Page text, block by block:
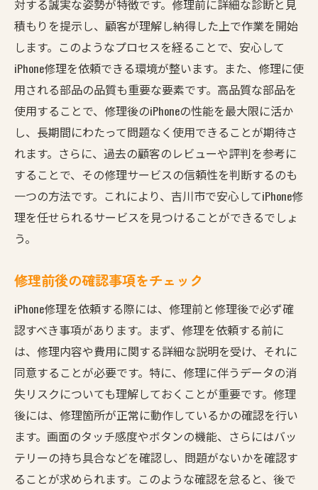
対する誠実な姿勢が特徴です。修理前に詳細な診断と見
積もりを提示し、顧客が理解し納得した上で作業を開始
します。このようなプロセスを経ることで、安心して
iPhone修理を依頼できる環境が整います。また、修理に使
用される部品の品質も重要な要素です。高品質な部品を
使用することで、修理後のiPhoneの性能を最大限に活か
し、長期間にわたって問題なく使用できることが期待さ
れます。さらに、過去の顧客のレビューや評判を参考に
することで、その修理サービスの信頼性を判断するのも
一つの方法です。これにより、吉川市で安心してiPhone修
理を任せられるサービスを見つけることができるでしょ
う。
修理前後の確認事項をチェック
iPhone修理を依頼する際には、修理前と修理後で必ず確
認すべき事項があります。まず、修理を依頼する前に
は、修理内容や費用に関する詳細な説明を受け、それに
同意することが必要です。特に、修理に伴うデータの消
失リスクについても理解しておくことが重要です。修理
後には、修理箇所が正常に動作しているかの確認を行い
ます。画面のタッチ感度やボタンの機能、さらにはバッ
テリーの持ち具合などを確認し、問題がないかを確認す
ることが求められます。このような確認を怠ると、後で